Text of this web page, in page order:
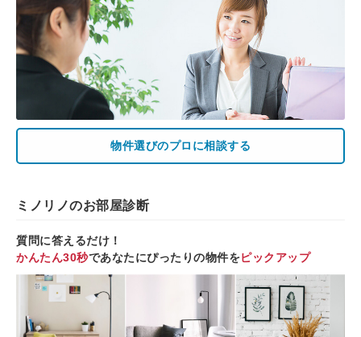
物件選びのプロに相談する
ミノリノのお部屋診断
質問に答えるだけ！
かんたん30秒であなたにぴったりの物件をピックアップ